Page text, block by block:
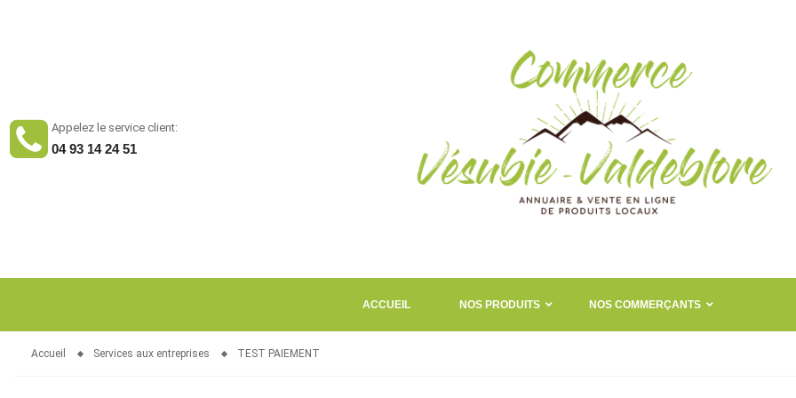
Appelez le service client:
04 93 14 24 51
ACCUEIL NOS PRODUITS NOS COMMERÇANTS
Accueil Services aux entreprises TEST PAIEMENT